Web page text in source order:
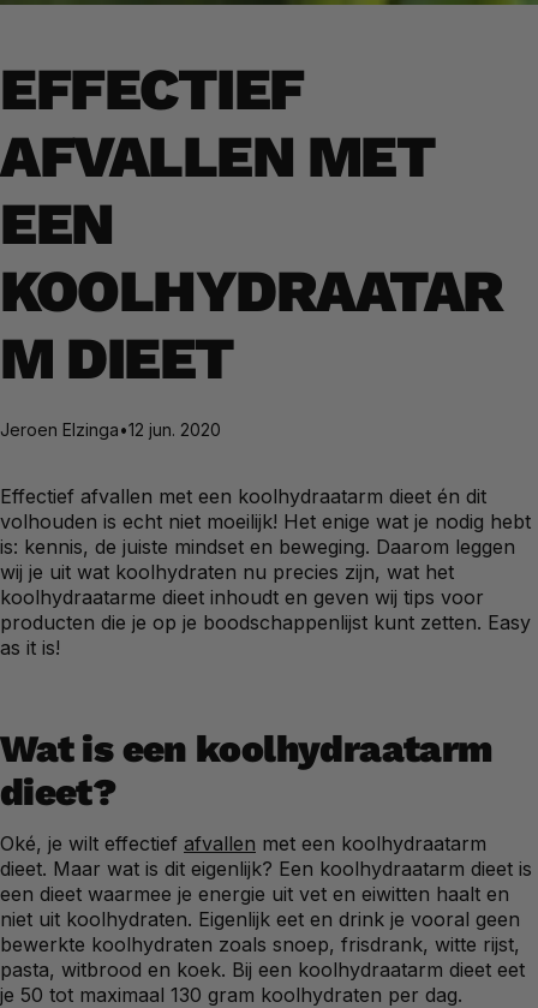
EFFECTIEF
AFVALLEN MET
EEN
KOOLHYDRAATAR
M DIEET
Jeroen Elzinga•12 jun. 2020
Effectief afvallen met een koolhydraatarm dieet én dit
volhouden is echt niet moeilijk! Het enige wat je nodig hebt
is: kennis, de juiste mindset en beweging. Daarom leggen
wij je uit wat koolhydraten nu precies zijn, wat het
koolhydraatarme dieet inhoudt en geven wij tips voor
producten die je op je boodschappenlijst kunt zetten. Easy
as it is!
Wat is een koolhydraatarm
dieet?
Oké, je wilt effectief afvallen met een koolhydraatarm
dieet. Maar wat is dit eigenlijk? Een koolhydraatarm dieet is
een dieet waarmee je energie uit vet en eiwitten haalt en
niet uit koolhydraten. Eigenlijk eet en drink je vooral geen
bewerkte koolhydraten zoals snoep, frisdrank, witte rijst,
pasta, witbrood en koek. Bij een koolhydraatarm dieet eet
je 50 tot maximaal 130 gram koolhydraten per dag.